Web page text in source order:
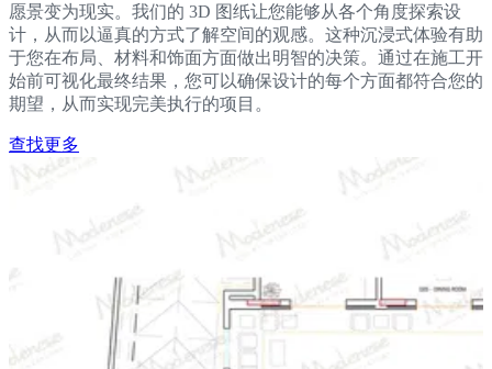
愿景变为现实。我们的 3D 图纸让您能够从各个角度探索设
计，从而以逼真的方式了解空间的观感。这种沉浸式体验有助
于您在布局、材料和饰面方面做出明智的决策。通过在施工开
始前可视化最终结果，您可以确保设计的每个方面都符合您的
期望，从而实现完美执行的项目。
查找更多